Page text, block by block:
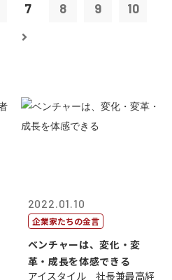
7 8 9 10
2022.01.10
企業家たちの金言
ベンチャーは、変化・変
革・成長を体感できる
アイスタイル 社長兼最高経